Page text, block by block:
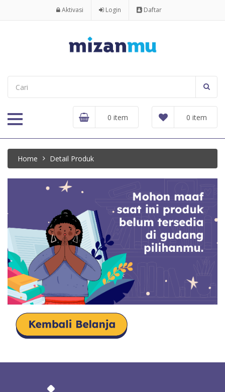
Aktivasi Login Daftar
0 item
0 item
Home Detail Produk